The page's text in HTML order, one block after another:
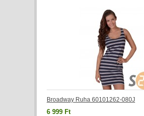
Broadway Ruha 60101262-080J
6 999 Ft